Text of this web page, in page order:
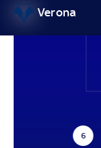
Verona
6